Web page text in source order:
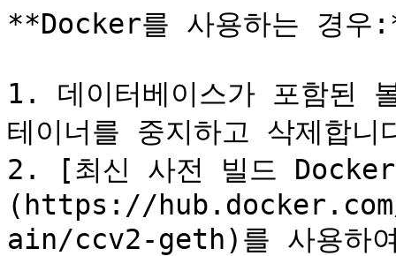
**Docker를 사용하는 경우
1. 데이터베이스가 포함된
테이너를 중지하고 삭제합니
2. [최신 사전 빌드
(https://
ain/ccv2-geth)를 사용하